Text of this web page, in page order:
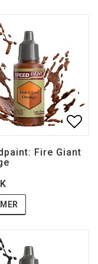
favoritlistan
Fire Giant